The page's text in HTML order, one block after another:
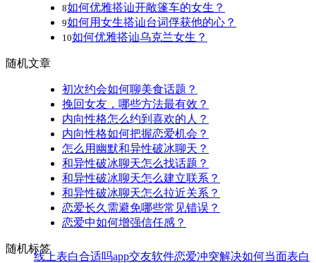
8如何优雅搭讪开敞篷车的女生？
9如何用女生搭讪台词俘获他的心？
10如何优雅搭讪乌克兰女生？
随机文章
初次约会如何聊美食话题？
挽回女友，哪些方法最有效？
内向性格怎么约到喜欢的人？
内向性格如何把握恋爱机会？
怎么用幽默和异性破冰聊天？
和异性破冰聊天怎么找话题？
和异性破冰聊天怎么建立联系？
和异性破冰聊天怎么拉近关系？
恋爱长久需避免哪些常见错误？
恋爱中如何增强信任感？
随机标签
线上表白合适吗app交友软件恋爱冲突解决如何当面表白